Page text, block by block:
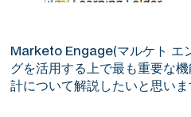
Marketo Engage(マルケト エ
グを活用する上で最も重要な
計について解説したいと思いま